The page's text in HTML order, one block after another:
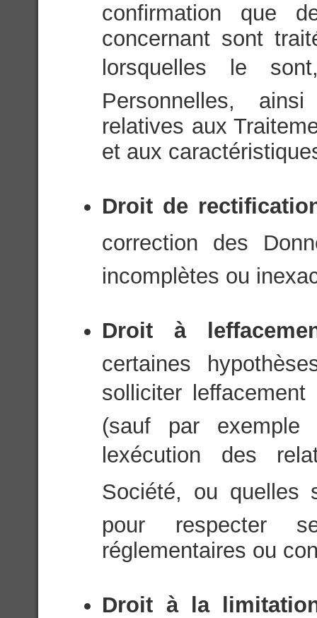
confirmation que
concernant sont
lorsquelles le
Personnelles,
relatives aux
et aux
Droit de
correction des
incomplètes ou
Droit à
certaines
solliciter
(sauf par
lexécution des
Société, ou
pour respecter
réglementaires ou
Droit à la